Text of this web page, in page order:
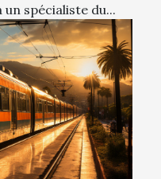
spécialiste du...